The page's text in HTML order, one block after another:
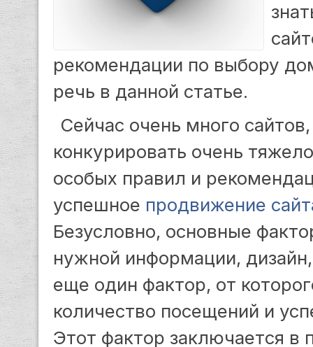
рекомендации по выбору
речь в данной статье.
Сейчас очень много
конкурировать очень
особых правил и
успешное продвижение
Безусловно, основные
нужной информации,
еще один фактор, от
количество посещений и
Этот фактор заключается в